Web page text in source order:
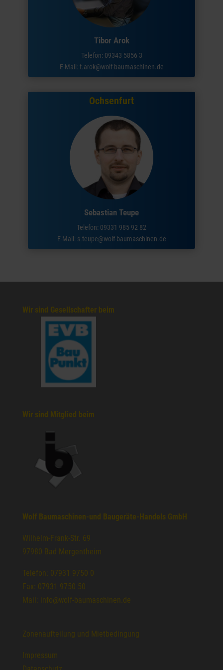
Tibor Arok
Telefon: 09343 5856 3
E-Mail: t.arok@wolf-baumaschinen.de
Ochsenfurt
Sebastian Teupe
Telefon: 09331 985 92 82
E-Mail: s.teupe@wolf-baumaschinen.de
Wir sind Gesellschafter beim
Wir sind Mitglied beim
Wolf Baumaschinen-und Baugeräte-Handels GmbH
Wilhelm-Frank-Str. 69
97980 Bad Mergentheim
Telefon: 07931 9750 0
Fax: 07931 9750 50
Mail: info@wolf-baumaschinen.de
Zonenaufteilung und Mietbedingung
Impressum